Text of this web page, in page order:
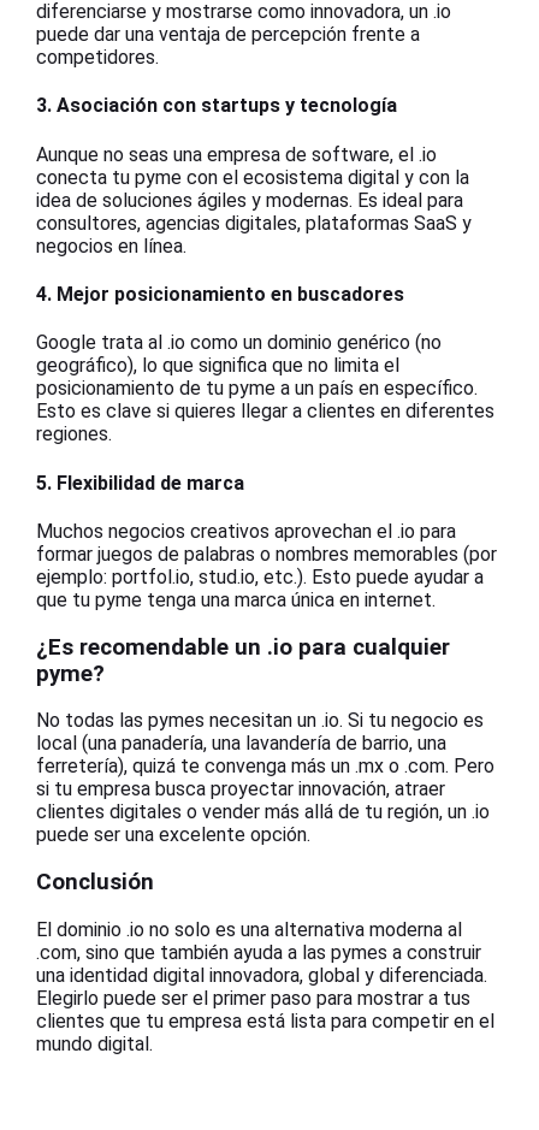
diferenciarse y mostrarse como innovadora, un .io
puede dar una ventaja de percepción frente a
competidores.
3. Asociación con startups y tecnología
Aunque no seas una empresa de software, el .io
conecta tu pyme con el ecosistema digital y con la
idea de soluciones ágiles y modernas. Es ideal para
consultores, agencias digitales, plataformas SaaS y
negocios en línea.
4. Mejor posicionamiento en buscadores
Google trata al .io como un dominio genérico (no
geográfico), lo que significa que no limita el
posicionamiento de tu pyme a un país en específico.
Esto es clave si quieres llegar a clientes en diferentes
regiones.
5. Flexibilidad de marca
Muchos negocios creativos aprovechan el .io para
formar juegos de palabras o nombres memorables (por
ejemplo: portfol.io, stud.io, etc.). Esto puede ayudar a
que tu pyme tenga una marca única en internet.
¿Es recomendable un .io para cualquier
pyme?
No todas las pymes necesitan un .io. Si tu negocio es
local (una panadería, una lavandería de barrio, una
ferretería), quizá te convenga más un .mx o .com. Pero
si tu empresa busca proyectar innovación, atraer
clientes digitales o vender más allá de tu región, un .io
puede ser una excelente opción.
Conclusión
El dominio .io no solo es una alternativa moderna al
.com, sino que también ayuda a las pymes a construir
una identidad digital innovadora, global y diferenciada.
Elegirlo puede ser el primer paso para mostrar a tus
clientes que tu empresa está lista para competir en el
mundo digital.